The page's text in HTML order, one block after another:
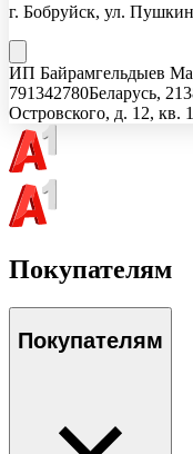
г. Бобруйск, ул.
ИП Байрамгельдыев
791342780Беларусь,
Островского, д. 12, кв.
Покупателям
Покупателям